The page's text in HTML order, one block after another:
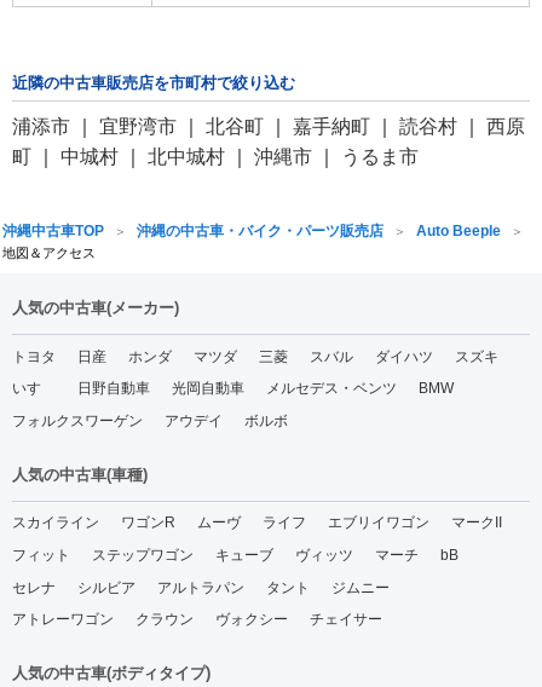
近隣の中古車販売店を市町村で絞り込む
浦添市 宜野湾市 北谷町 嘉手納町 読谷村
西原
町
中城村 北中城村 沖縄市 うるま市
沖縄中古車TOP 沖縄の中古車・バイク・パーツ販売店 Auto Beeple
地図＆アクセス
人気の中古車(メーカー)
トヨタ 日産 ホンダ マツダ 三菱 スバル ダイハツ
スズキ
いすゞ
日野自動車 光岡自動車 メルセデス・ベンツ
BMW
フォルクスワーゲン
アウデイ ボルボ
人気の中古車(車種)
スカイライン ワゴンR ムーヴ ライフ エブリイワゴン
マークII
フィット
ステップワゴン キューブ ヴィッツ マーチ
bB
セレナ
シルビア アルトラパン タント
ジムニー
アトレーワゴン
クラウン ヴォクシー チェイサー
人気の中古車(ボディタイプ)